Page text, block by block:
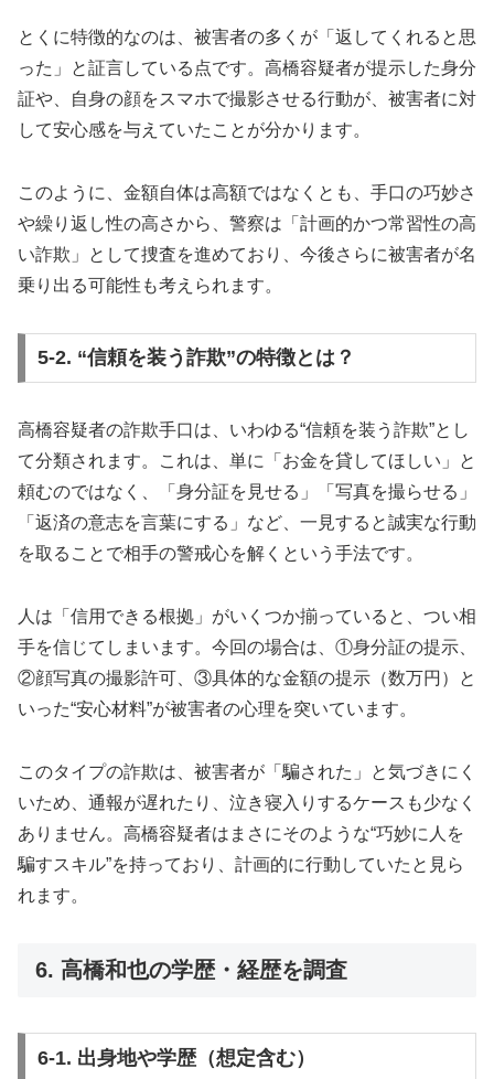
とくに特徴的なのは、被害者の多くが「返してくれると思
った」と証言している点です。高橋容疑者が提示した身分
証や、自身の顔をスマホで撮影させる行動が、被害者に対
して安心感を与えていたことが分かります。
このように、金額自体は高額ではなくとも、手口の巧妙さ
や繰り返し性の高さから、警察は「計画的かつ常習性の高
い詐欺」として捜査を進めており、今後さらに被害者が名
乗り出る可能性も考えられます。
5-2. “信頼を装う詐欺”の特徴とは？
高橋容疑者の詐欺手口は、いわゆる“信頼を装う詐欺”とし
て分類されます。これは、単に「お金を貸してほしい」と
頼むのではなく、「身分証を見せる」「写真を撮らせる」
「返済の意志を言葉にする」など、一見すると誠実な行動
を取ることで相手の警戒心を解くという手法です。
人は「信用できる根拠」がいくつか揃っていると、つい相
手を信じてしまいます。今回の場合は、①身分証の提示、
②顔写真の撮影許可、③具体的な金額の提示（数万円）と
いった“安心材料”が被害者の心理を突いています。
このタイプの詐欺は、被害者が「騙された」と気づきにく
いため、通報が遅れたり、泣き寝入りするケースも少なく
ありません。高橋容疑者はまさにそのような“巧妙に人を
騙すスキル”を持っており、計画的に行動していたと見ら
れます。
6. 高橋和也の学歴・経歴を調査
6-1. 出身地や学歴（想定含む）